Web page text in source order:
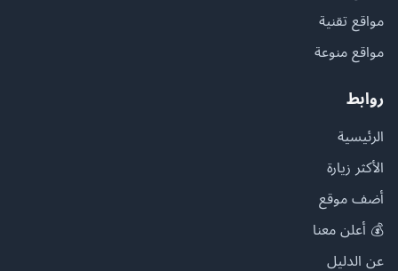
مواقع تقنية
مواقع منوعة
روابط
الرئيسية
الأكثر زيارة
أضف موقع
💰 أعلن معنا
عن الدليل